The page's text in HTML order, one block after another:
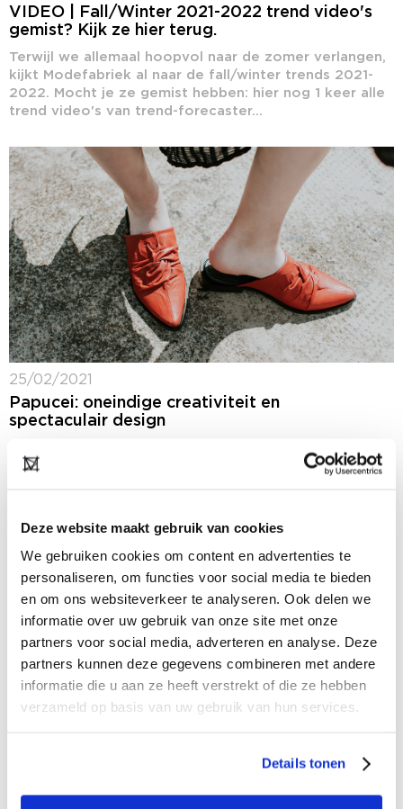
Deze website maakt gebruik van cookies
We gebruiken cookies om content en advertenties te
personaliseren, om functies voor social media te bieden
en om ons websiteverkeer te analyseren. Ook delen we
informatie over uw gebruik van onze site met onze
partners voor social media, adverteren en analyse. Deze
partners kunnen deze gegevens combineren met andere
informatie die u aan ze heeft verstrekt of die ze hebben
verzameld op basis van uw gebruik van hun services.
Details tonen
VIDEO | Fall/Winter 2021-2022 trend video's
gemist? Kijk ze hier terug.
Terwijl we allemaal hoopvol naar de zomer verlangen,
kijkt Modefabriek al naar de fall/winter trends 2021-
2022. Mocht je ze gemist hebben: hier nog 1 keer alle
trend video's van trend-forecaster...
25/02/2021
Papucei: oneindige creativiteit en
spectaculair design
‘schoentjes’. Dit woord zou je gebruiken als je veel
De must-have trends van fall/winter 2021-